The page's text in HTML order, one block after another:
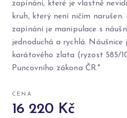
zapínání, které je vlastně
kruh, který není ničím narušen.
zapínání je manipulace s
jednoduchá a rychlá. Náušnice
karátového zlata (ryzost 585/
Puncovního zákona ČR."
CENA
16 220 Kč